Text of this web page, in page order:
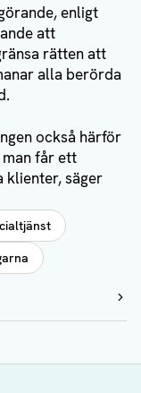
enligt
att
rätten att
alla berörda
också härför
får ett
klienter, säger